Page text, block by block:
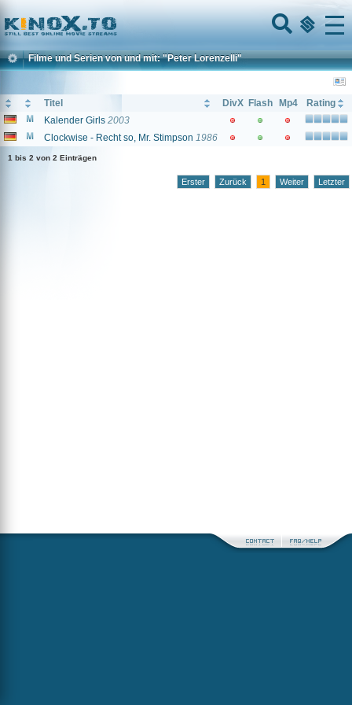
Home
Menu
Filme und Serien von und mit: "Peter Lorenzelli"
Titel DivX Flash Mp4
Rating
Kalender Girls 2003
Clockwise - Recht so, Mr. Stimpson 1986
1 bis 2 von 2 Einträgen
Erster Zurück 1 Weiter Letzter